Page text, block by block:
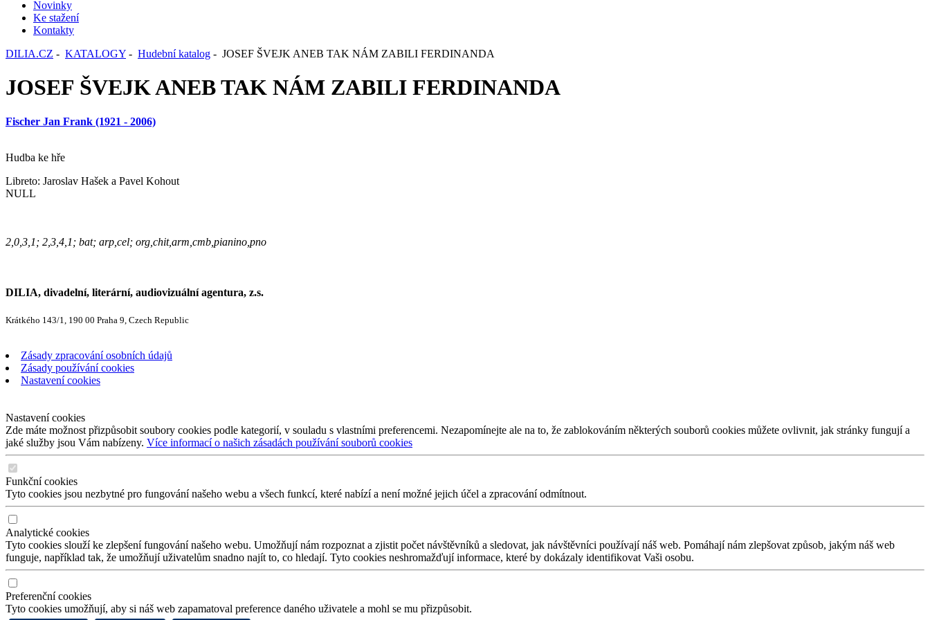
Novinky
Ke stažení
Kontakty
DILIA.CZ - KATALOGY - Hudební katalog - JOSEF ŠVEJK ANEB TAK NÁM ZABILI FERDINANDA
JOSEF ŠVEJK ANEB TAK NÁM ZABILI FERDINANDA
Fischer Jan Frank (1921 - 2006)
Hudba ke hře
Libreto: Jaroslav Hašek a Pavel Kohout
NULL
2,0,3,1; 2,3,4,1; bat; arp,cel; org,chit,arm,cmb,pianino,pno
DILIA, divadelní, literární, audiovizuální agentura, z.s.
Krátkého 143/1, 190 00 Praha 9, Czech Republic
Zásady zpracování osobních údajů
Zásady používání cookies
Nastavení cookies
Nastavení cookies
Zde máte možnost přizpůsobit soubory cookies podle kategorií, v souladu s vlastními preferencemi. Nezapomínejte ale na to, že zablokováním některých souborů cookies můžete ovlivnit, jak stránky fungují a
jaké služby jsou Vám nabízeny. Více informací o našich zásadách používání souborů cookies
Funkční cookies
Tyto cookies jsou nezbytné pro fungování našeho webu a všech funkcí, které nabízí a není možné jejich účel a zpracování odmítnout.
Analytické cookies
Tyto cookies slouží ke zlepšení fungování našeho webu. Umožňují nám rozpoznat a zjistit počet návštěvníků a sledovat, jak návštěvníci používají náš web. Pomáhají nám zlepšovat způsob, jakým náš web
funguje, například tak, že umožňují uživatelům snadno najít to, co hledají. Tyto cookies neshromažďují informace, které by dokázaly identifikovat Vaši osobu.
Preferenční cookies
Tyto cookies umožňují, aby si náš web zapamatoval preference daného uživatele a mohl se mu přizpůsobit.